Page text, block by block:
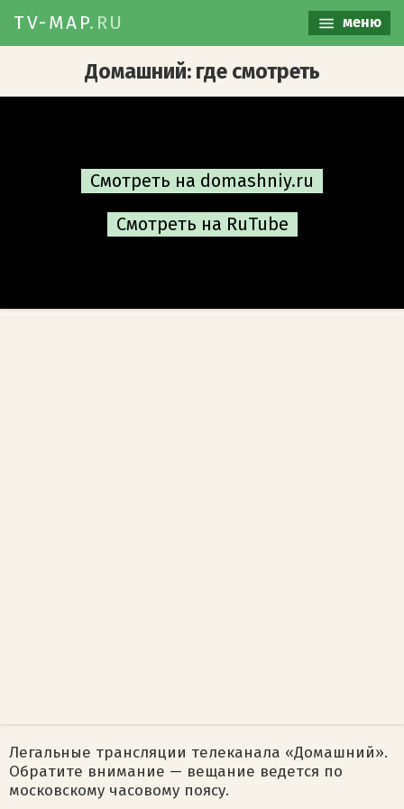
TV-MAP.RU меню
Домашний: где смотреть
Легальные трансляции телеканала «Домашний».
Обратите внимание — вещание ведется по
московскому часовому поясу.